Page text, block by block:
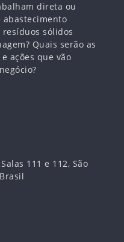
direta ou
sólidos
Quais serão as
ações que vão
111 e 112, São